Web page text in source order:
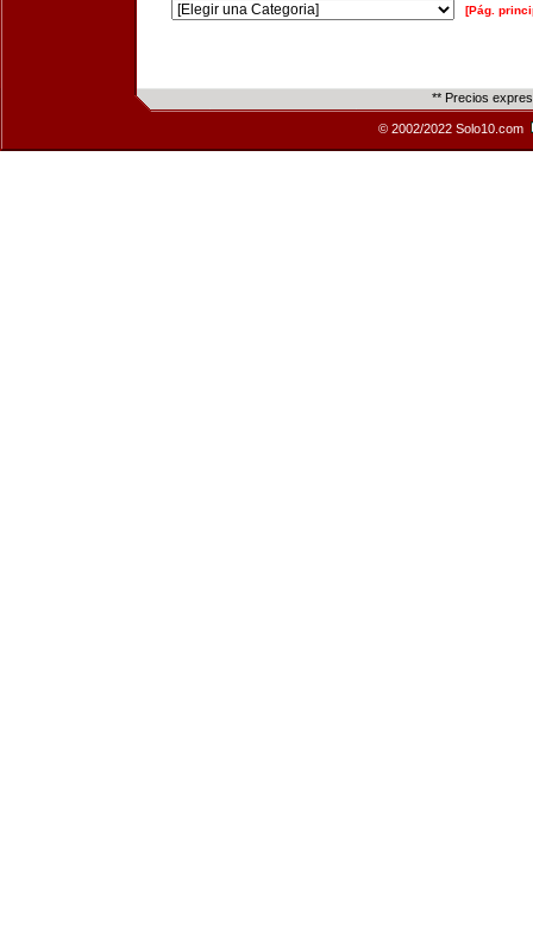
[Pág.
** Precios
© 2002/2022 Solo10.com